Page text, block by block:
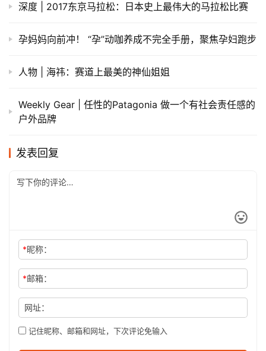
深度 | 2017东京马拉松：日本史上最伟大的马拉松比赛
孕妈妈向前冲！ “孕”动咖养成不完全手册，聚焦孕妇跑步
人物 | 海祎：赛道上最美的神仙姐姐
Weekly Gear | 任性的Patagonia 做一个有社会责任感的
户外品牌
发表回复
*昵称：
*邮箱：
网址：
记住昵称、邮箱和网址，下次评论免输入